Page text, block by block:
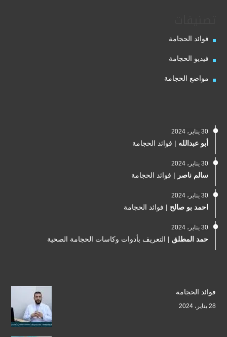
فوائد الحجامة
فيديو الحجامة
مواضع الحجامة
30 يناير، 2024
أبو عبدالله | فوائد الحجامة
30 يناير، 2024
سالم ناصر | فوائد الحجامة
30 يناير، 2024
احمد بو صالح | فوائد الحجامة
30 يناير، 2024
حمد المطلق | التعريف بأدوات وكاسات الحجامة الصحية
فوائد الحجامة
28 يناير، 2024